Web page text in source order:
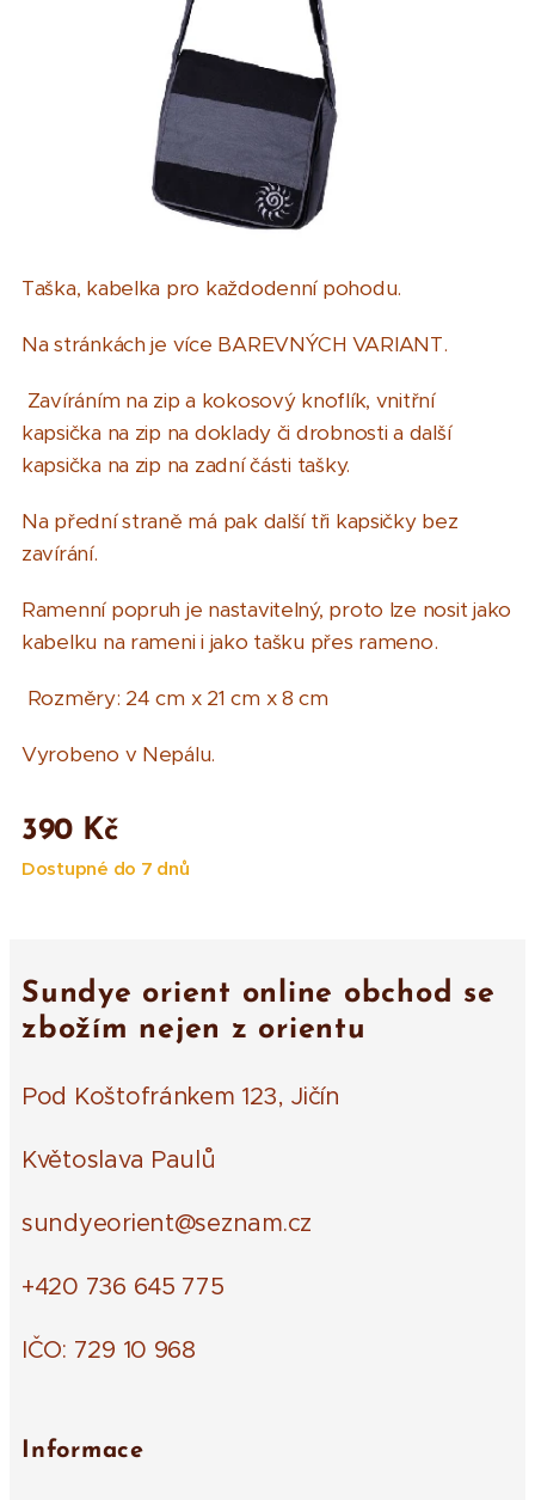
Taška, kabelka pro každodenní pohodu.
Na stránkách je více BAREVNÝCH VARIANT.
Zavíráním na zip a kokosový knoflík, vnitřní
kapsička na zip na doklady či drobnosti a další
kapsička na zip na zadní části tašky.
Na přední straně má pak další tři kapsičky bez
zavírání.
Ramenní popruh je nastavitelný, proto lze nosit jako
kabelku na rameni i jako tašku přes rameno.
Rozměry: 24 cm x 21 cm x 8 cm
Vyrobeno v Nepálu.
390 Kč
Dostupné do 7 dnů
Sundye orient online obchod se
zbožím nejen z orientu
Pod Koštofránkem 123, Jičín
Květoslava Paulů
sundyeorient@seznam.cz
+420 736 645 775
IČO: 729 10 968
Informace